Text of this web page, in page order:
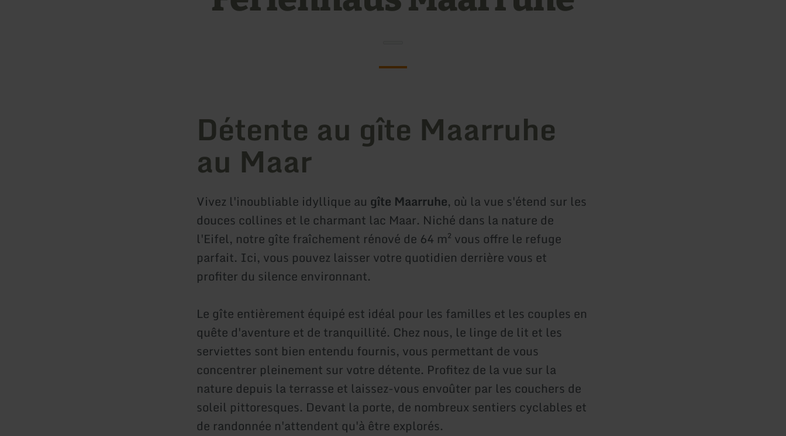
Détente au gîte Maarruhe
au Maar
Vivez l'inoubliable idyllique au gîte Maarruhe, où la vue s'étend sur les
douces collines et le charmant lac Maar. Niché dans la nature de
l'Eifel, notre gîte fraîchement rénové de 64 m² vous offre le refuge
parfait. Ici, vous pouvez laisser votre quotidien derrière vous et
profiter du silence environnant.
Le gîte entièrement équipé est idéal pour les familles et les couples en
quête d'aventure et de tranquillité. Chez nous, le linge de lit et les
serviettes sont bien entendu fournis, vous permettant de vous
concentrer pleinement sur votre détente. Profitez de la vue sur la
nature depuis la terrasse et laissez-vous envoûter par les couchers de
soleil pittoresques. Devant la porte, de nombreux sentiers cyclables et
de randonnée n'attendent qu'à être explorés.